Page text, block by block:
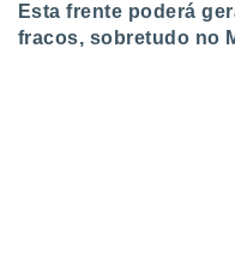
Esta frente poderá
fracos, sobretudo no